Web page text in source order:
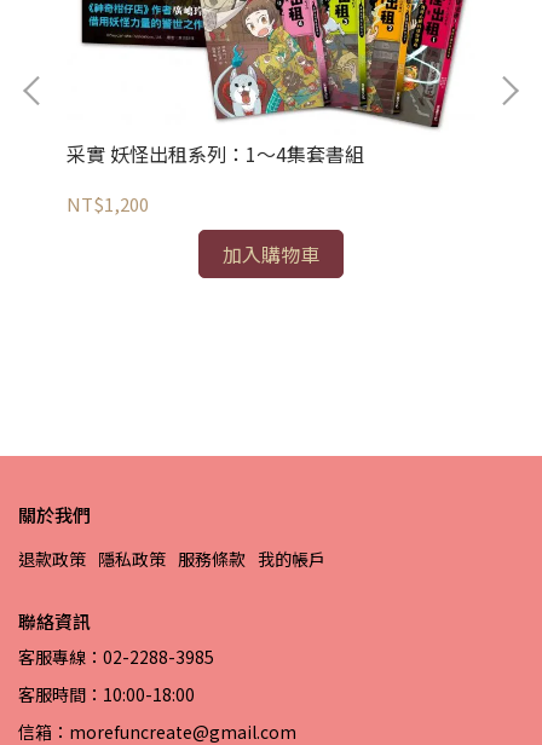
采實 妖怪出租系列：1～4集套書組
NT$1,200
加入購物車
關於我們
退款政策 隱私政策 服務條款 我的帳戶
聯絡資訊
客服專線：02-2288-3985
客服時間：10:00-18:00
信箱：morefuncreate@gmail.com